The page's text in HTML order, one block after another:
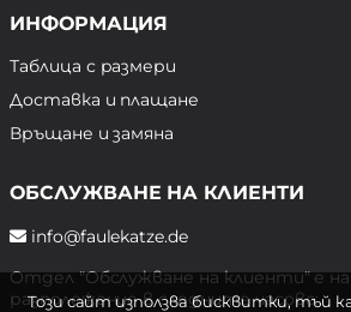
ИНФОРМАЦИЯ
Таблица с размери
Доставка и плащане
Връщане и замяна
ОБСЛУЖВАНЕ НА КЛИЕНТИ
info@faulekatze.de
Отдел "Обслужване на клиенти" е
разположение в следните часове:
Този сайт използва бисквитки, тъй